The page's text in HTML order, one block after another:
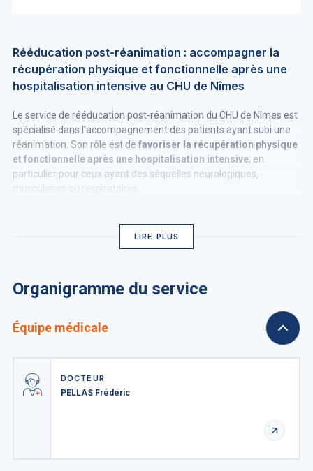
Rééducation post-réanimation : accompagner la
récupération physique et fonctionnelle après une
hospitalisation intensive au CHU de Nîmes
Le service de rééducation post-réanimation du CHU de Nîmes est
spécialisé dans l'accompagnement des patients ayant subi une
réanimation. Son rôle est de favoriser la récupération physique
et fonctionnelle après une hospitalisation intensive, en
particulier pour ceux ayant des séquelles neurologiques,
musculaires ou respiratoires.
LIRE PLUS
Organigramme du service
Équipe médicale
DOCTEUR
PELLAS Frédéric